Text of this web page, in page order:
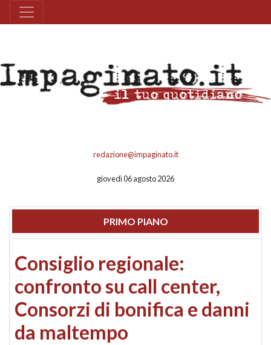
redazione@impaginato.it
giovedì 06 agosto 2026
PRIMO PIANO
Consiglio regionale:
confronto su call center,
Consorzi di bonifica e danni
da maltempo